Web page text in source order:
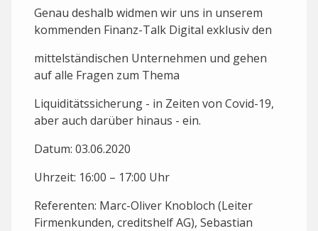
Genau deshalb widmen wir uns in unserem
kommenden Finanz-Talk Digital exklusiv den
mittelständischen Unternehmen und gehen
auf alle Fragen zum Thema
Liquiditätssicherung - in Zeiten von Covid-19,
aber auch darüber hinaus - ein.
Datum: 03.06.2020
Uhrzeit: 16:00 – 17:00 Uhr
Referenten: Marc-Oliver Knobloch (Leiter
Firmenkunden, creditshelf AG), Sebastian